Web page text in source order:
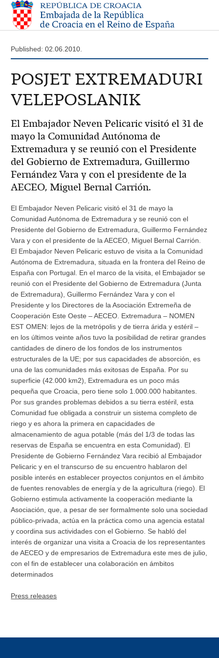
Published: 02.06.2010.
POSJET EXTREMADURI
VELEPOSLANIK
El Embajador Neven Pelicaric visitó el 31 de
mayo la Comunidad Autónoma de
Extremadura y se reunió con el Presidente
del Gobierno de Extremadura, Guillermo
Fernández Vara y con el presidente de la
AECEO, Miguel Bernal Carrión.
El Embajador Neven Pelicaric visitó el 31 de mayo la
Comunidad Autónoma de Extremadura y se reunió con el
Presidente del Gobierno de Extremadura, Guillermo Fernández
Vara y con el presidente de la AECEO, Miguel Bernal Carrión.
El Embajador Neven Pelicaric estuvo de visita a la Comunidad
Autónoma de Extremadura, situada en la frontera del Reino de
España con Portugal. En el marco de la visita, el Embajador se
reunió con el Presidente del Gobierno de Extremadura (Junta
de Extremadura), Guillermo Fernández Vara y con el
Presidente y los Directores de la Asociación Extremeña de
Cooperación Este Oeste – AECEO. Extremadura – NOMEN
EST OMEN: lejos de la metrópolis y de tierra árida y estéril –
en los últimos veinte años tuvo la posibilidad de retirar grandes
cantidades de dinero de los fondos de los instrumentos
estructurales de la UE; por sus capacidades de absorción, es
una de las comunidades más exitosas de España. Por su
superficie (42.000 km2), Extremadura es un poco más
pequeña que Croacia, pero tiene solo 1.000.000 habitantes.
Por sus grandes problemas debidos a su tierra estéril, esta
Comunidad fue obligada a construir un sistema completo de
riego y es ahora la primera en capacidades de
almacenamiento de agua potable (más del 1/3 de todas las
reservas de España se encuentra en esta Comunidad). El
Presidente de Gobierno Fernández Vara recibió al Embajador
Pelicaric y en el transcurso de su encuentro hablaron del
posible interés en establecer proyectos conjuntos en el ámbito
de fuentes renovables de energía y de la agricultura (riego). El
Gobierno estimula activamente la cooperación mediante la
Asociación, que, a pesar de ser formalmente solo una sociedad
público-privada, actúa en la práctica como una agencia estatal
y coordina sus actividades con el Gobierno. Se habló del
interés de organizar una visita a Croacia de los representantes
de AECEO y de empresarios de Extremadura este mes de julio,
con el fin de establecer una colaboración en ámbitos
determinados
Press releases